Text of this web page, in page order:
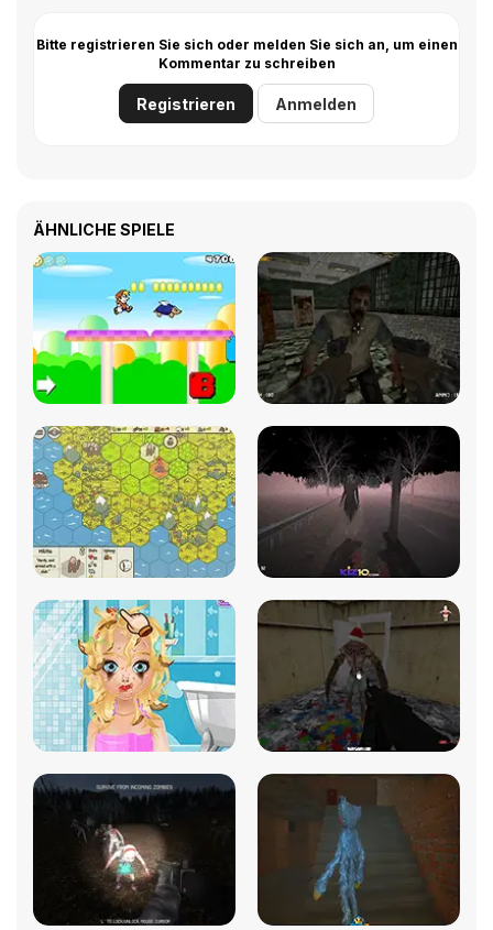
Bitte registrieren Sie sich oder melden Sie sich an, um einen
Kommentar zu schreiben
Registrieren Anmelden
ÄHNLICHE SPIELE